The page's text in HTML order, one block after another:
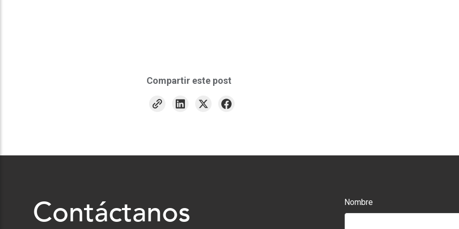
Compartir este post
Contáctanos Nombre